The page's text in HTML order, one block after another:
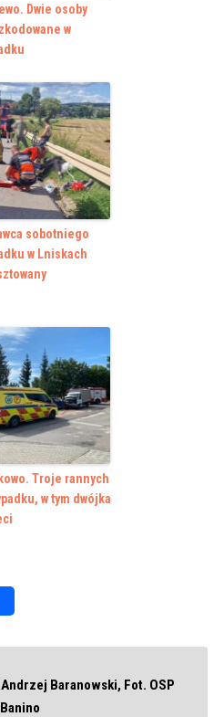
Dwie osoby
w
sobotniego
w Lniskach
Troje rannych
w tym dwójka
Baranowski, Fot. OSP
Banino